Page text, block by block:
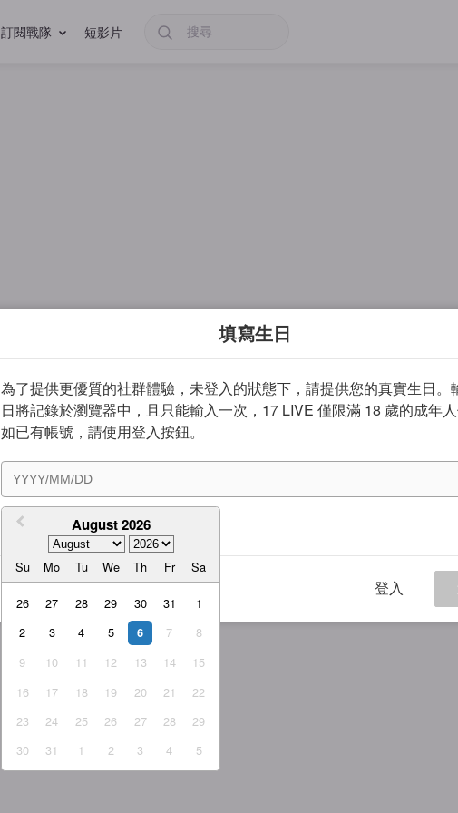
訂閱戰隊 短影片
填寫生日
為了提供更優質的社群體驗，未登入的狀態下，請提供您的真實生日。
日將記錄於瀏覽器中，且只能輸入一次，17 LIVE 僅限滿 18 歲的成年人
如已有帳號，請使用登入按鈕。
August 2026
Su Mo Tu We Th Fr Sa
26 27 28 29 30 31
1
2
3 4 5 6 7
8
9
10 11 12 13 14
15
16
17 18 19 20 21
22
23
24 25 26 27 28
29
30
31 1 2 3 4 5
我同意 服務條款與隱私權政策
登入